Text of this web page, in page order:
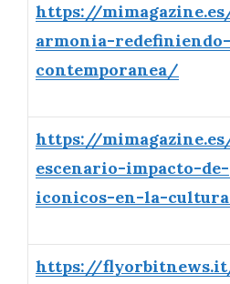
https://
armonia-
contemporanea/
https://
escenario-impacto-
iconicos-en-la-
https://